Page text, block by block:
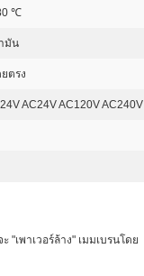
℃
มัน
ตรง
AC24V AC120V AC240V
เพาเวอร์ล้าง" เมมเบรนโดย